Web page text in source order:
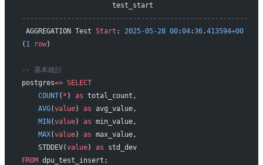
                      test_start
-------------------------------------------------------
AGGREGATION Test Start : 2025-05-28 00:04:36.413594+00
( 1 row)
-- 基本統計
postgres=> SELECT
    COUNT
( * ) as total_count,
    AVG
(value) as avg_value,
    MIN
(value) as min_value,
    MAX
(value) as max_value,
    STDDEV(
value) as std_dev
FROM dpu_test_insert;